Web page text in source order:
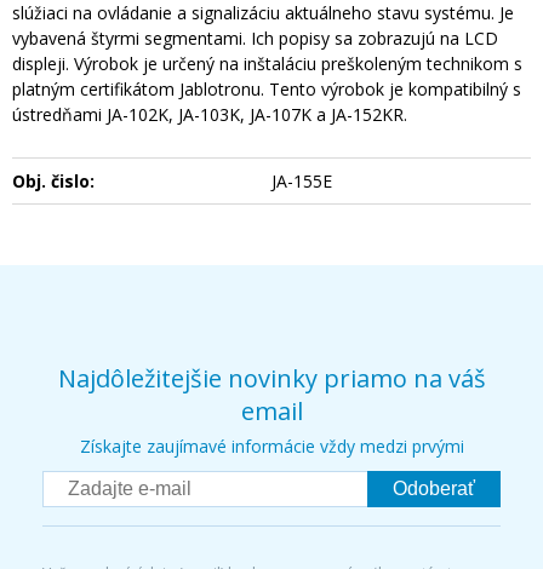
slúžiaci na ovládanie a signalizáciu aktuálneho stavu systému. Je
vybavená štyrmi segmentami. Ich popisy sa zobrazujú na LCD
displeji. Výrobok je určený na inštaláciu preškoleným technikom s
platným certifikátom Jablotronu. Tento výrobok je kompatibilný s
ústredňami JA-102K, JA-103K, JA-107K a JA-152KR.
Obj. čislo: JA-155E
Najdôležitejšie novinky priamo na váš
email
Získajte zaujímavé informácie vždy medzi prvými
Odoberať